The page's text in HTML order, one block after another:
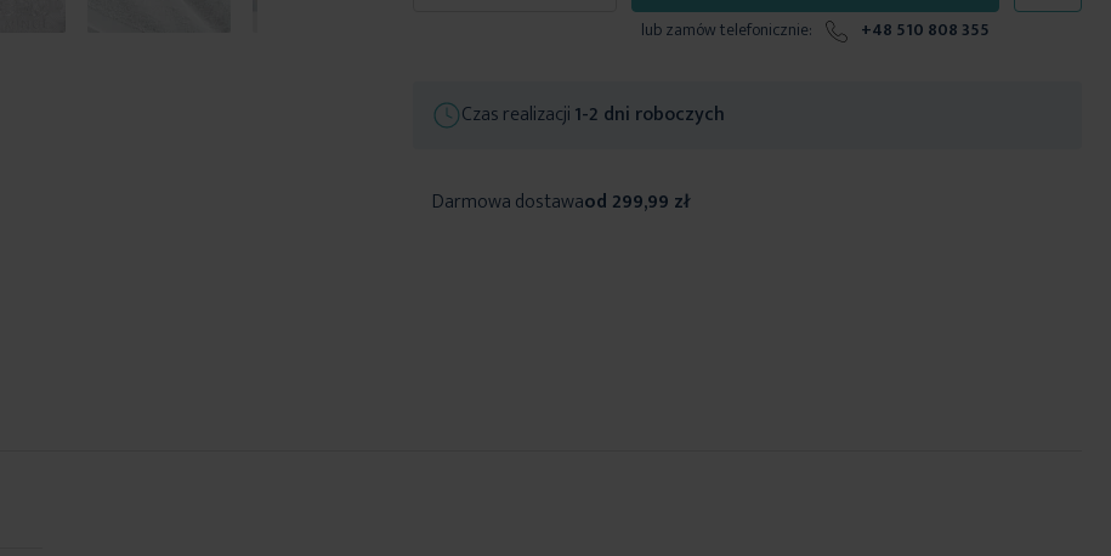
lub zamów telefonicznie: +48 510 808 355
Czas realizacji1-2 dni roboczych
Darmowa dostawaod 299,99 zł